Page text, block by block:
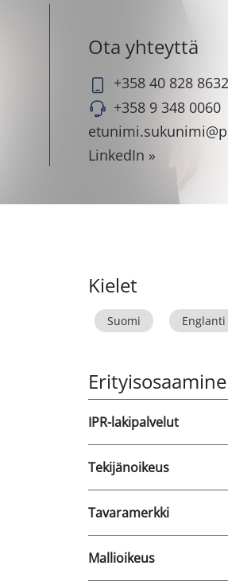
Ota yhteyttä
+358 40 828 8632
+358 9 348 0060
LinkedIn »
Kielet
Suomi Englanti
IPR-lakipalvelut
Tekijänoikeus
Tavaramerkki
Mallioikeus